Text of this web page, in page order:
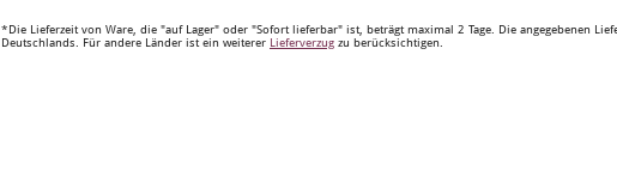
*Die Lieferzeit von Ware, die "auf Lager" oder "Sofort lieferbar" ist, beträgt maximal 2 Tage. Die angegebenen
Deutschlands. Für andere Länder ist ein weiterer Lieferverzug zu berücksichtigen.